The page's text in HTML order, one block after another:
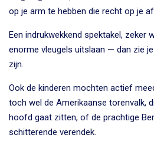
op je arm te hebben die recht op je
Een indrukwekkend spektakel, zeker
enorme vleugels uitslaan — dan zie
zijn.
Ook de kinderen mochten actief
toch wel de Amerikaanse torenvalk,
hoofd gaat zitten, of de prachtige
schitterende verendek.